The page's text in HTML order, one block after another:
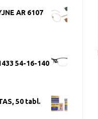
AR 6107
54-16-140
50 tabl.